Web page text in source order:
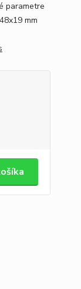
parametre
mm